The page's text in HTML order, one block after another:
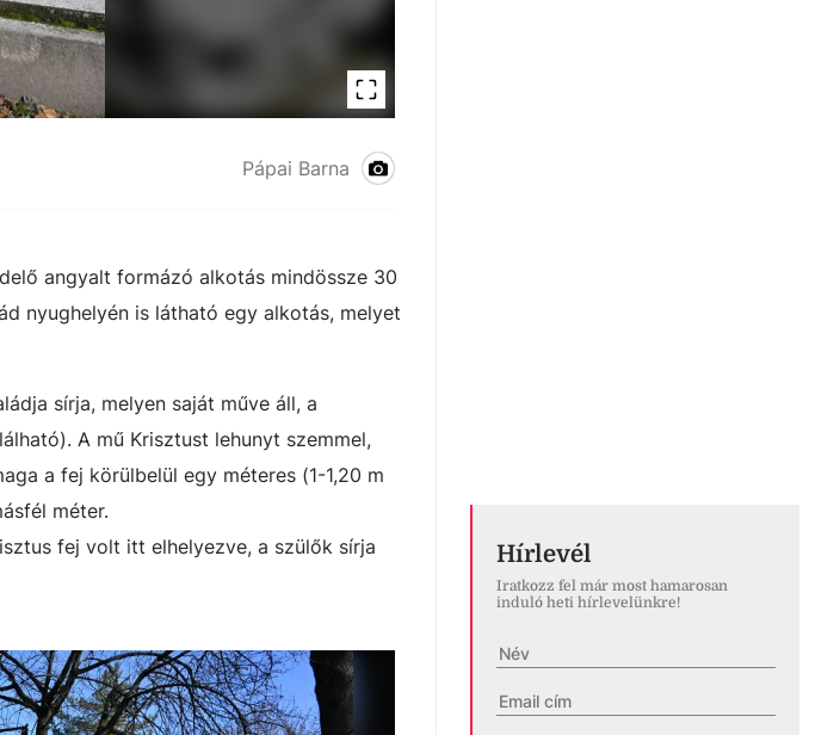
Pápai Barna
angyalt formázó alkotás mindössze 30
nyughelyén is látható egy alkotás, melyet
sírja, melyen saját műve áll, a
A mű Krisztust lehunyt szemmel,
a fej körülbelül egy méteres (1-1,20 m
méter.
fej volt itt elhelyezve, a szülők sírja
Hírlevél
Iratkozz fel már most hamarosan
induló heti hírlevelünkre!